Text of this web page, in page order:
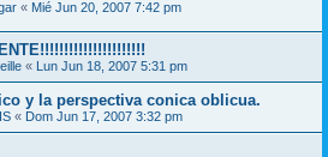
« Mié Jun 20, 2007 7:42 pm
« Lun Jun 18, 2007 5:31 pm
y la perspectiva conica oblicua.
« Dom Jun 17, 2007 3:32 pm